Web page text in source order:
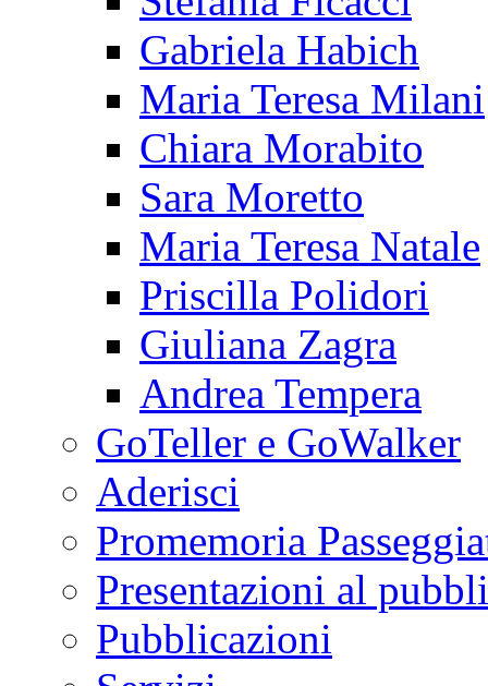
Gabriela Habich
Maria Teresa Milani
Chiara Morabito
Sara Moretto
Maria Teresa Natale
Priscilla Polidori
Giuliana Zagra
Andrea Tempera
GoTeller e GoWalker
Aderisci
Promemoria
Presentazioni al
Pubblicazioni